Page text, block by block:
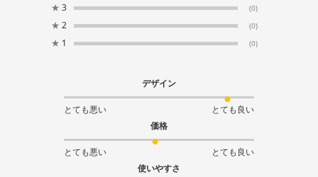
★ 3 (0)
★ 2 (0)
★ 1 (0)
デザイン
とても悪い
とても良い
価格
とても悪い
とても良い
使いやすさ